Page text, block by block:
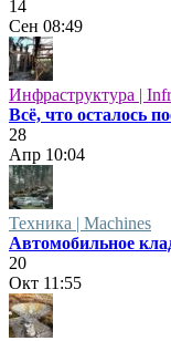
14
Сен 08:49
Инфраструктура |
Всё, что осталось
28
Апр 10:04
Техника | Machines
Автомобильное
20
Окт 11:55